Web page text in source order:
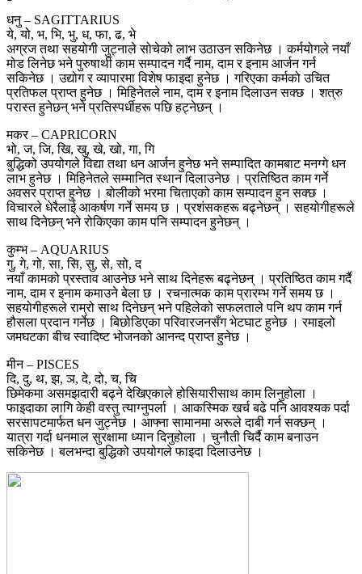
धनु – SAGITTARIUS
ये, यो, भ, भि, भु, ध, फा, ढ, भे
अग्रज तथा सहयोगी जुट्नाले सोचेको लाभ उठाउन सकिनेछ । कर्मयोगले नयाँ
मोड लिनेछ भने पुरुषार्थी काम सम्पादन गर्दै नाम, दाम र इनाम आर्जन गर्न
सकिनेछ । उद्योग र व्यापारमा विशेष फाइदा हुनेछ । गरिएका कर्मको उचित
प्रतिफल प्राप्त हुनेछ । मिहिनेतले नाम, दाम र इनाम दिलाउन सक्छ । शत्रु
परास्त हुनेछन् भने प्रतिस्पर्धीहरू पछि हट्नेछन् ।
मकर – CAPRICORN
भो, ज, जि, खि, खु, खे, खो, गा, गि
बुद्धिको उपयोगले विद्या तथा धन आर्जन हुनेछ भने सम्पादित कामबाट मनग्गे धन
लाभ हुनेछ । मिहिनेतले सम्मानित स्थान दिलाउनेछ । प्रतिष्ठित काम गर्ने
अवसर प्राप्त हुनेछ । बोलीको भरमा चिताएको काम सम्पादन हुन सक्छ ।
विचारले धेरैलाई आकर्षण गर्ने समय छ । प्रशंसकहरू बढ्नेछन् । सहयोगीहरूले
साथ दिनेछन् भने रोकिएका काम पनि सम्पादन हुनेछन् ।
कुम्भ – AQUARIUS
गु, गे, गो, सा, सि, सु, से, सो, द
नयाँ कामको प्रस्ताव आउनेछ भने साथ दिनेहरू बढ्नेछन् । प्रतिष्ठित काम गर्दै
नाम, दाम र इनाम कमाउने बेला छ । रचनात्मक काम प्रारम्भ गर्ने समय छ ।
सहयोगीहरूले राम्रो साथ दिनेछन् भने पहिलेको सफलताले पनि थप काम गर्न
हौसला प्रदान गर्नेछ । बिछोडिएका परिवारजनसँग भेटघाट हुनेछ । रमाइलो
जमघटका बीच स्वादिष्ट भोजनको आनन्द प्राप्त हुनेछ ।
मीन – PISCES
दि, दु, थ, झ, ञ, दे, दो, च, चि
छिमेकमा असमझदारी बढ्ने देखिएकाले होसियारीसाथ काम लिनुहोला ।
फाइदाका लागि केही वस्तु त्याग्नुपर्ला । आकस्मिक खर्च बढे पनि आवश्यक पर्दा
सरसापटमार्फत धन जुट्नेछ । आफ्ना सामानमा अरूले दाबी गर्न सक्छन् ।
यात्रा गर्दा धनमाल सुरक्षामा ध्यान दिनुहोला । चुनौती चिर्दै काम बनाउन
सकिनेछ । बलभन्दा बुद्धिको उपयोगले फाइदा दिलाउनेछ ।